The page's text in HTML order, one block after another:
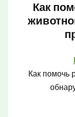
Как
Как помочь